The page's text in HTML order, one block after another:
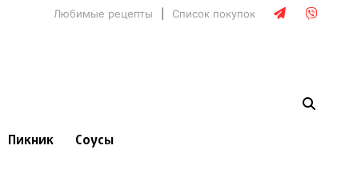
Любимые рецепты Список покупок
Пикник Соусы